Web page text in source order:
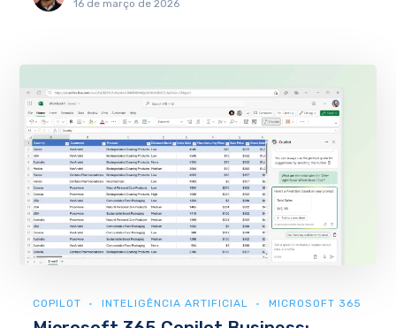
16 de março de 2026
COPILOT INTELIGÊNCIA ARTIFICIAL MICROSOFT 365